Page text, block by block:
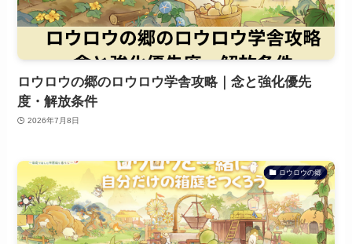
ロウロウの郷のロウロウ学舎攻略｜念と強化優先
度・解放条件
2026年7月8日
ロウロウの郷